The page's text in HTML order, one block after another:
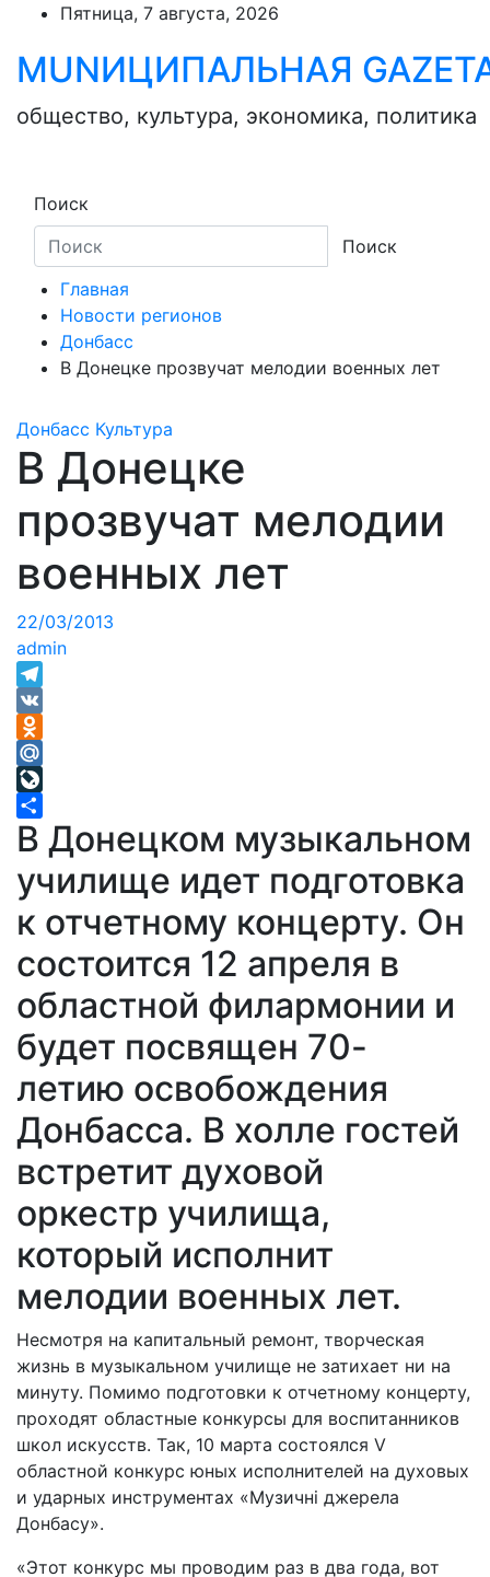
content
Пятница, 7 августа, 2026
MUNИЦИПАЛЬНАЯ
общество, культура, экономика, политика
Поиск
Поиск
Главная
Новости регионов
Донбасс
В Донецке прозвучат мелодии военных лет
Донбасс Культура
В Донецке
прозвучат мелодии
военных лет
22/03/2013
admin
Telegram
VK
Odnoklassniki
Mail.Ru
LiveJournal
Отправить
В Донецком музыкальном
училище идет подготовка
к отчетному концерту. Он
состоится 12 апреля в
областной филармонии и
будет посвящен 70-
летию освобождения
Донбасса. В холле гостей
встретит духовой
оркестр училища,
который исполнит
мелодии военных лет.
Несмотря на капитальный ремонт, творческая
жизнь в музыкальном училище не затихает ни на
минуту. Помимо подготовки к отчетному концерту,
проходят областные конкурсы для воспитанников
школ искусств. Так, 10 марта состоялся V
областной конкурс юных исполнителей на духовых
и ударных инструментах «Музичні джерела
Донбасу».
«Этот конкурс мы проводим раз в два года, вот